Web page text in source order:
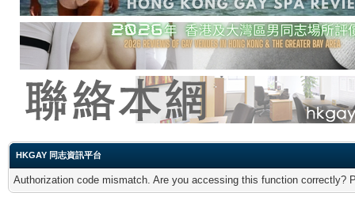
HKGAY 同志資訊平台
Authorization code mismatch. Are you accessing this function correctly?